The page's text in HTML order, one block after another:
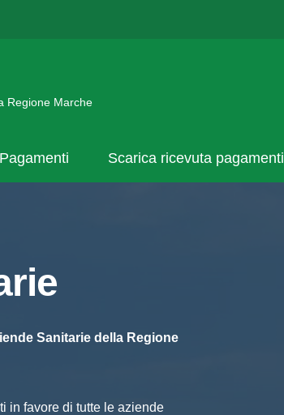
Regione Marche
Pagamenti Scarica ricevuta pagamenti
Sanitarie della Regione
in favore di tutte le aziende